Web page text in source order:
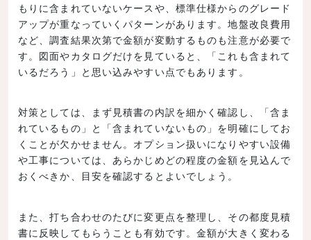
もりに含まれていないケースや、標準仕様からのグレード
アップが重なっていくパターンがあります。地盤改良費用
など、調査結果次第で金額が変動するものも注意が必要で
す。図面やカタログだけを見ていると、「これも含まれて
いるだろう」と思い込みやすい点でもあります。
対策としては、まず見積書の内訳を細かく確認し、「含ま
れているもの」と「含まれていないもの」を明確にしてお
くことが欠かせません。オプション扱いになりやすい設備
や工事については、あらかじめどの程度の金額を見込んで
おくべきか、目安を確認するとよいでしょう。
また、打ち合わせのたびに変更点を整理し、その都度見積
書に反映してもらうことも有効です。金額が大きく変わる